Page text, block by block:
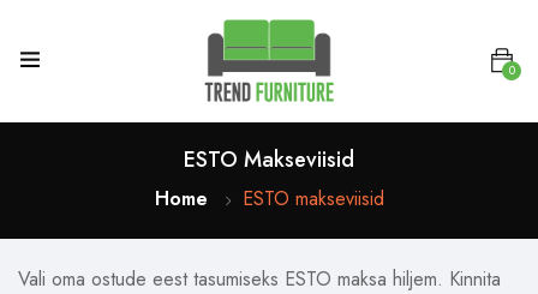
0
ESTO Makseviisid
Home ESTO makseviisid
Vali oma ostude eest tasumiseks ESTO maksa hiljem. Kinnita